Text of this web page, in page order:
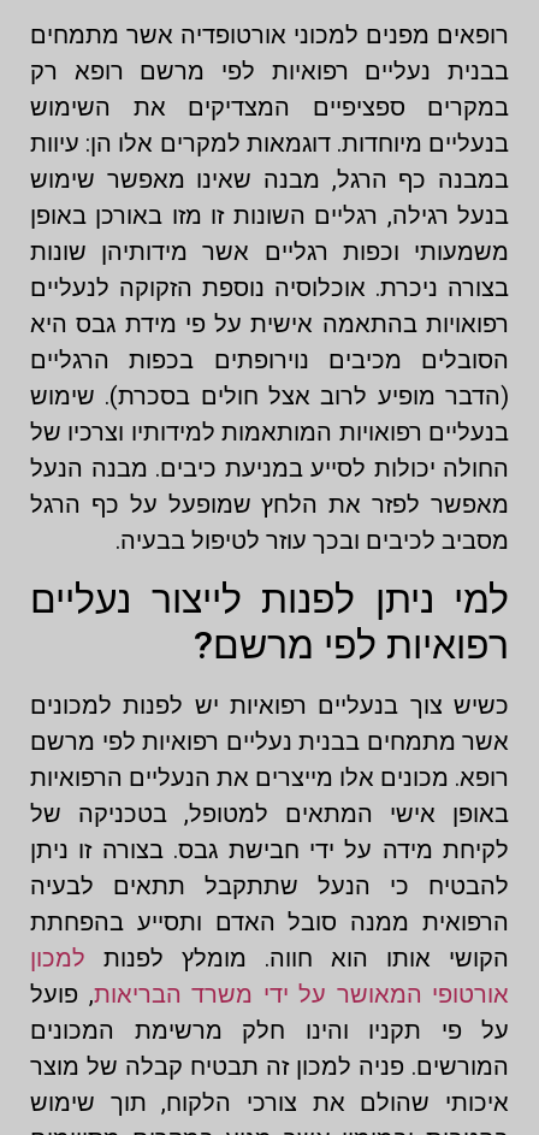
רופאים מפנים למכוני אורטופדיה אשר מתמחים
בבנית נעליים רפואיות לפי מרשם רופא רק
במקרים ספציפיים המצדיקים את השימוש
בנעליים מיוחדות. דוגמאות למקרים אלו הן: עיוות
במבנה כף הרגל, מבנה שאינו מאפשר שימוש
בנעל רגילה, רגליים השונות זו מזו באורכן באופן
משמעותי וכפות רגליים אשר מידותיהן שונות
בצורה ניכרת. אוכלוסיה נוספת הזקוקה לנעליים
רפואויות בהתאמה אישית על פי מידת גבס היא
הסובלים מכיבים נוירופתים בכפות הרגליים
(הדבר מופיע לרוב אצל חולים בסכרת). שימוש
בנעליים רפואויות המותאמות למידותיו וצרכיו של
החולה יכולות לסייע במניעת כיבים. מבנה הנעל
מאפשר לפזר את הלחץ שמופעל על כף הרגל
מסביב לכיבים ובכך עוזר לטיפול בבעיה.
למי ניתן לפנות לייצור נעליים
רפואיות לפי מרשם?
כשיש צוך בנעליים רפואיות יש לפנות למכונים
אשר מתמחים בבנית נעליים רפואיות לפי מרשם
רופא. מכונים אלו מייצרים את הנעליים הרפואיות
באופן אישי המתאים למטופל, בטכניקה של
לקיחת מידה על ידי חבישת גבס. בצורה זו ניתן
להבטיח כי הנעל שתתקבל תתאים לבעיה
הרפואית ממנה סובל האדם ותסייע בהפחתת
הקושי אותו הוא חווה. מומלץ לפנות למכון
אורטופי המאושר על ידי משרד הבריאות, פועל
על פי תקניו והינו חלק מרשימת המכונים
המורשים. פניה למכון זה תבטיח קבלה של מוצר
איכותי שהולם את צורכי הלקוח, תוך שימוש